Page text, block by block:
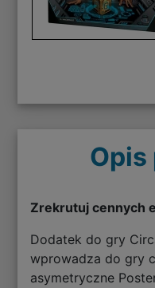
Opis
Zrekrutuj cennych
Dodatek do gry
wprowadza do gry
asymetryczne